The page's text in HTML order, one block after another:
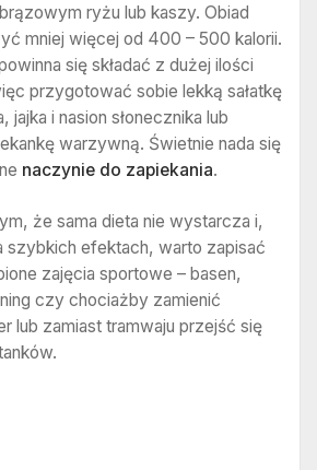
ryżu lub kaszy. Obiad
mniej więcej od 400 – 500 kalorii.
się składać z dużej ilości
przygotować sobie lekką sałatkę
jajka i nasion słonecznika lub
warzywną. Świetnie nada się
naczynie do zapiekania.
że sama dieta nie wystarcza i,
szybkich efektach, warto zapisać
zajęcia sportowe – basen,
czy chociażby zamienić
lub zamiast tramwaju przejść się